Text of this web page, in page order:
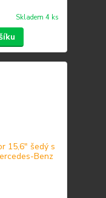
Skladem 4 ks